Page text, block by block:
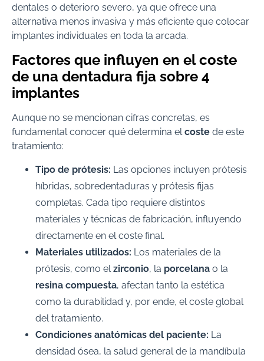
dentales o deterioro severo, ya que ofrece una
alternativa menos invasiva y más eficiente que colocar
implantes individuales en toda la arcada.
Factores que influyen en el coste
de una dentadura fija sobre 4
implantes
Aunque no se mencionan cifras concretas, es
fundamental conocer qué determina el coste de este
tratamiento:
Tipo de prótesis: Las opciones incluyen prótesis
híbridas, sobredentaduras y prótesis fijas
completas. Cada tipo requiere distintos
materiales y técnicas de fabricación, influyendo
directamente en el coste final.
Materiales utilizados: Los materiales de la
prótesis, como elzirconio, la porcelana o la
resina compuesta, afectan tanto la estética
como la durabilidad y, por ende, el coste global
del tratamiento.
Condiciones anatómicas del paciente: La
densidad ósea, la salud general de la mandíbula